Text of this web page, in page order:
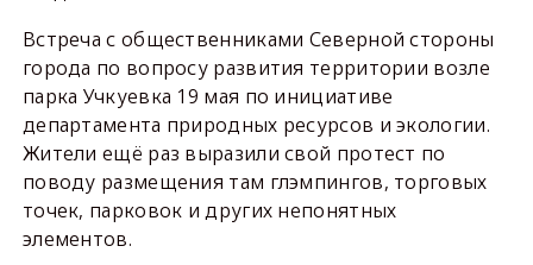
Встреча с общественниками Северной стороны
города по вопросу развития территории возле
парка Учкуевка 19 мая по инициативе
департамента природных ресурсов и экологии.
Жители ещё раз выразили свой протест по
поводу размещения там глэмпингов, торговых
точек, парковок и других непонятных
элементов.